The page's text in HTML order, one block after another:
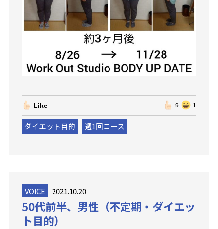
Like 9 1
ダイエット目的 週1回コース
VOICE 2021.10.20
50代前半、男性（不定期・ダイエッ
ト目的）